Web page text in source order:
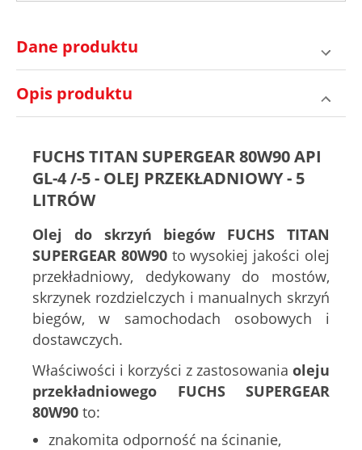
Dane produktu
Opis produktu
FUCHS TITAN SUPERGEAR 80W90 API
GL-4 /-5 - OLEJ PRZEKŁADNIOWY - 5
LITRÓW
Olej do skrzyń biegów FUCHS TITAN
SUPERGEAR 80W90to wysokiej jakości olej
przekładniowy, dedykowany do mostów,
skrzynek rozdzielczych i manualnych skrzyń
biegów, w samochodach osobowych i
dostawczych.
Właściwości i korzyści z zastosowania oleju
przekładniowego FUCHS SUPERGEAR
80W90 to:
znakomita odporność na ścinanie,